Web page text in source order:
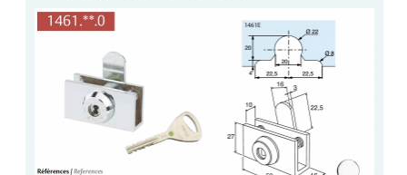
VERRE FEUILLETÉ
VERRE ANTI-REFLET
VERRE LAQUÉ/CRÉDENCE